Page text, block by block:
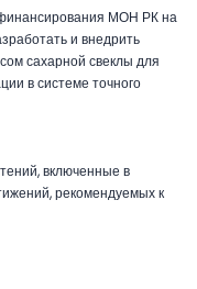
МОН РК на
и внедрить
сахарной свеклы для
в системе точного
включенные в
рекомендуемых к